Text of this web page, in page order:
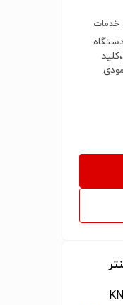
خدمات
، دستگاه
جانبی